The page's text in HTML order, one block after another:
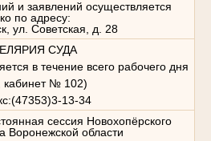
и заявлений осуществляется
по адресу:
ул. Советская, д. 28
СУДА
в течение всего рабочего дня
кабинет № 102)
13-34
сессия Новохопёрского
Воронежской области